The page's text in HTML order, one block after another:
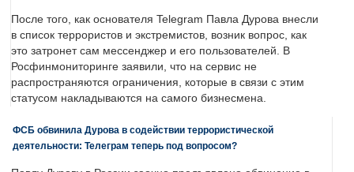
После того, как основателя Telegram Павла Дурова внесли
в список террористов и экстремистов, возник вопрос, как
это затронет сам мессенджер и его пользователей. В
Росфинмониторинге заявили, что на сервис не
распространяются ограничения, которые в связи с этим
статусом накладываются на самого бизнесмена.
ФСБ обвинила Дурова в содействии террористической
деятельности: Телеграм теперь под вопросом?